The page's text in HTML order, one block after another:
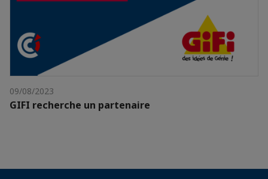
09/08/2023
GIFI recherche un partenaire